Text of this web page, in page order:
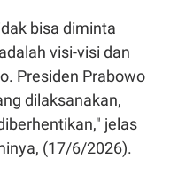
bisa diminta
visi-visi dan
Presiden Prabowo
dilaksanakan,
jelas
(17/6/2026).